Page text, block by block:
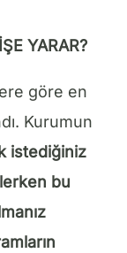
YARAR?
göre en
Kurumun
istediğiniz
bu